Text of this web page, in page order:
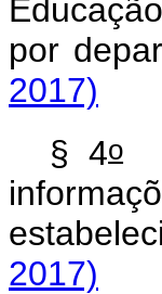
por
2017)
§ 4o
2017)